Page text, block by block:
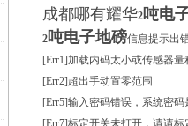
成都哪有耀华2吨电
2吨电子地磅信息提示出
[Err1]加载内码太小或传感器量
[Err2]超出手动置零范围
[Err5]输入密码错误，系统密码
[Err7]标定开关未打开，请请